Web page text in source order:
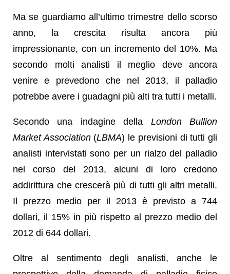
Ma se guardiamo all’ultimo trimestre dello scorso
anno, la crescita risulta ancora più
impressionante, con un incremento del 10%. Ma
secondo molti analisti il meglio deve ancora
venire e prevedono che nel 2013, il palladio
potrebbe avere i guadagni più alti tra tutti i metalli.
Secondo una indagine della London Bullion
Market Association(LBMA) le previsioni di tutti gli
analisti intervistati sono per un rialzo del palladio
nel corso del 2013, alcuni di loro credono
addirittura che crescerà più di tutti gli altri metalli.
Il prezzo medio per il 2013 è previsto a 744
dollari, il 15% in più rispetto al prezzo medio del
2012 di 644 dollari.
Oltre al sentimento degli analisti, anche le